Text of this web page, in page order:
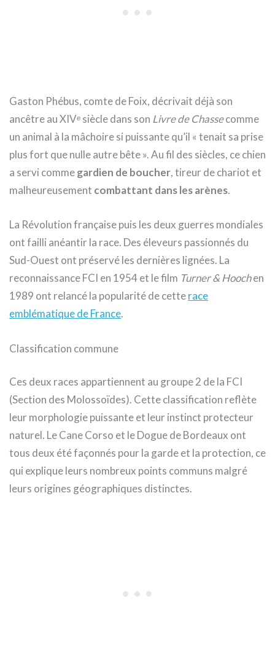
Gaston Phébus, comte de Foix, décrivait déjà son
ancêtre au XIVᵉ siècle dans son Livre de Chassecomme
un animal à la mâchoire si puissante qu’il « tenait sa prise
plus fort que nulle autre bête ». Au fil des siècles, ce chien
a servi commegardien de boucher, tireur de chariot et
malheureusement combattant dans les arènes.
La Révolution française puis les deux guerres mondiales
ont failli anéantir la race. Des éleveurs passionnés du
Sud-Ouest ont préservé les dernières lignées. La
reconnaissance FCI en 1954 et le film Turner & Hoochen
1989 ont relancé la popularité de cetterace
emblématique de France.
Classification commune
Ces deux races appartiennent au groupe 2 de la FCI
(Section des Molossoïdes). Cette classification reflète
leur morphologie puissante et leur instinct protecteur
naturel. Le Cane Corso et le Dogue de Bordeaux ont
tous deux été façonnés pour la garde et la protection, ce
qui explique leurs nombreux points communs malgré
leurs origines géographiques distinctes.